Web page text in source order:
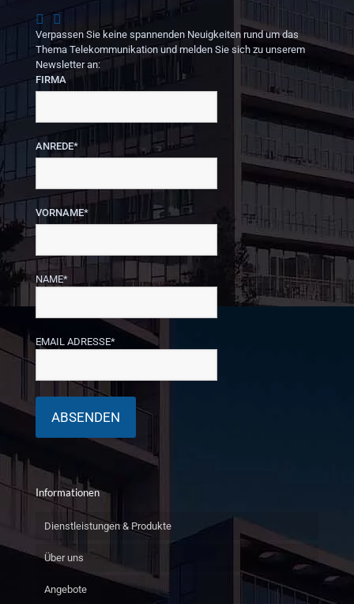
Verpassen Sie keine spannenden Neuigkeiten rund um das
Thema Telekommunikation und melden Sie sich zu unserem
Newsletter an:
FIRMA
ANREDE*
VORNAME*
NAME*
EMAIL ADRESSE*
Informationen
Dienstleistungen & Produkte
Über uns
Angebote